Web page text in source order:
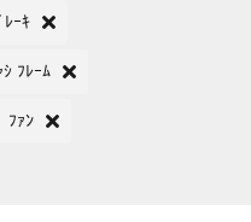
ﾚｰｷ
ﾌﾚｰﾑ
ﾌｧﾝ